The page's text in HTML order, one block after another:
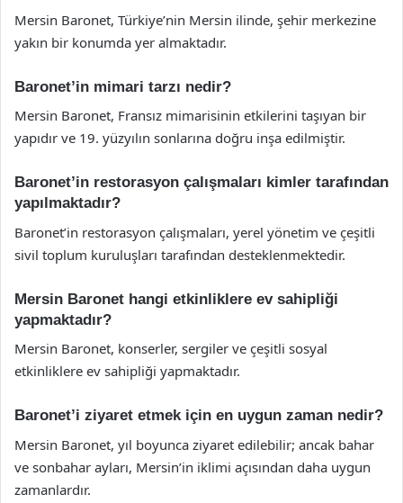
Mersin Baronet, Türkiye’nin Mersin ilinde, şehir merkezine
yakın bir konumda yer almaktadır.
Baronet’in mimari tarzı nedir?
Mersin Baronet, Fransız mimarisinin etkilerini taşıyan bir
yapıdır ve 19. yüzyılın sonlarına doğru inşa edilmiştir.
Baronet’in restorasyon çalışmaları kimler tarafından
yapılmaktadır?
Baronet’in restorasyon çalışmaları, yerel yönetim ve çeşitli
sivil toplum kuruluşları tarafından desteklenmektedir.
Mersin Baronet hangi etkinliklere ev sahipliği
yapmaktadır?
Mersin Baronet, konserler, sergiler ve çeşitli sosyal
etkinliklere ev sahipliği yapmaktadır.
Baronet’i ziyaret etmek için en uygun zaman nedir?
Mersin Baronet, yıl boyunca ziyaret edilebilir; ancak bahar
ve sonbahar ayları, Mersin’in iklimi açısından daha uygun
zamanlardır.